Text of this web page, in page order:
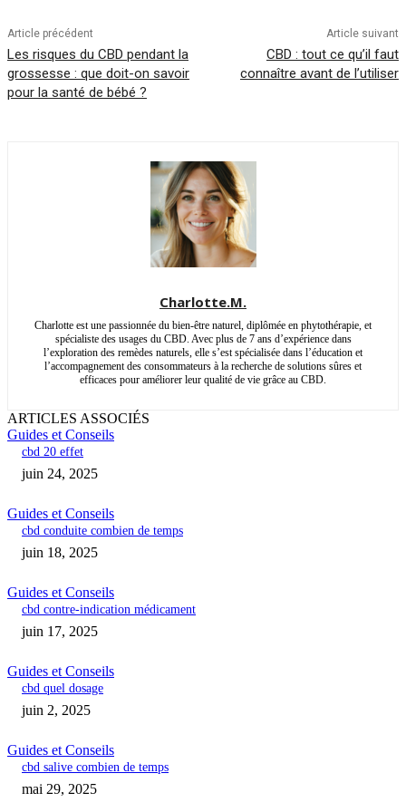
Article précédent
Les risques du CBD pendant la
grossesse : que doit-on savoir
pour la santé de bébé ?
Article suivant
CBD : tout ce qu’il faut
connaître avant de l’utiliser
Charlotte.M.
Charlotte est une passionnée du bien-être naturel, diplômée en phytothérapie, et
spécialiste des usages du CBD. Avec plus de 7 ans d’expérience dans
l’exploration des remèdes naturels, elle s’est spécialisée dans l’éducation et
l’accompagnement des consommateurs à la recherche de solutions sûres et
efficaces pour améliorer leur qualité de vie grâce au CBD.
ARTICLES ASSOCIÉS
Guides et Conseils
cbd 20 effet
juin 24, 2025
Guides et Conseils
cbd conduite combien de temps
juin 18, 2025
Guides et Conseils
cbd contre-indication médicament
juin 17, 2025
Guides et Conseils
cbd quel dosage
juin 2, 2025
Guides et Conseils
cbd salive combien de temps
mai 29, 2025